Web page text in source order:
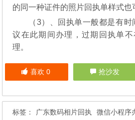
的同一种证件的照片回执单样式也
（3）、回执单一般都是有
议在此期间办理，过期回执单
理。
喜欢 0 抢沙发
标签： 广东数码相片回执 微信小程序